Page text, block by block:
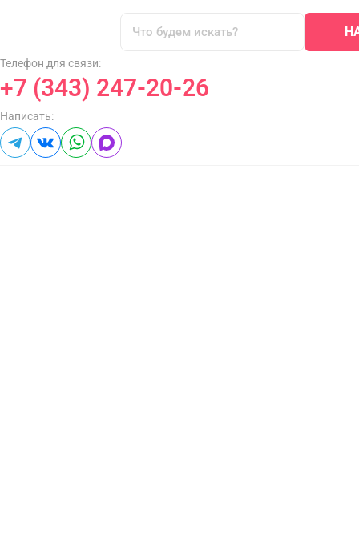
Телефон для связи:
+7 (343) 247-20-26
Написать: